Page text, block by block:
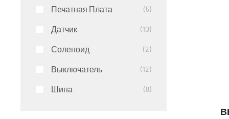
Печатная Плата 5
Датчик 10
Соленоид 2
Выключатель 12
Шина 8